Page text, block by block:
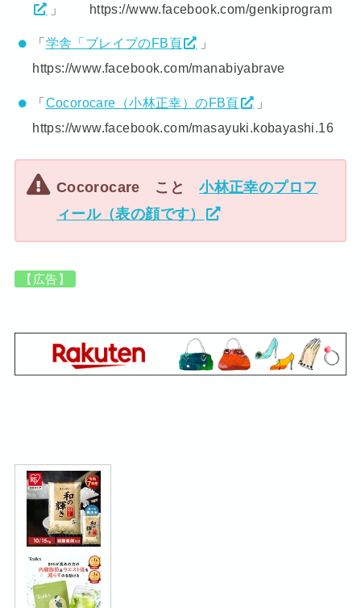
」 https://www.facebook.com/genkiprogram
「 学舎「ブレイブのFB頁
」
https://www.facebook.com/manabiyabrave
「Cocorocare（小林正幸）のFB頁
」
https://www.facebook.com/masayuki.kobayashi.16
Cocorocare こと小林正幸のプロフ
ィール（表の顔です）
【広告】